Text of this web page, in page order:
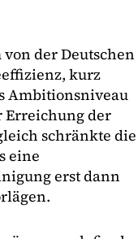
der Deutschen
kurz
Ambitionsniveau
Erreichung der
schränkte die
eine
erst dann